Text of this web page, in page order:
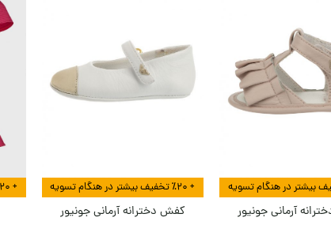
آرمانی جونیور
+ ٪۲۰ تخفیف بیشتر در هنگام تسویه
کفش دخترانه آرمانی جونیور
+ ٪۲۰ تخفیف بیشتر در هنگام تسویه